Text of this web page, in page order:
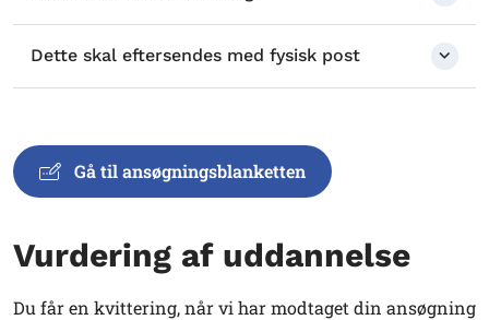
Dette skal eftersendes med fysisk post
Gå til ansøgningsblanketten
Vurdering af uddannelse
Du får en kvittering, når vi har modtaget din ansøgning